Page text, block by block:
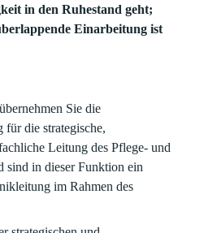
in den Ruhestand geht;
Einarbeitung ist
Sie die
für die strategische,
Leitung des Pflege- und
sind in dieser Funktion ein
im Rahmen des